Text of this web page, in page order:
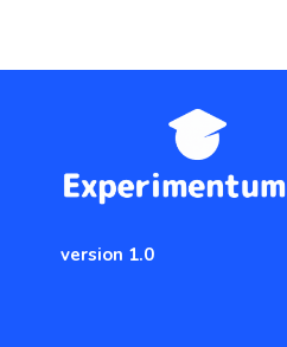
version 1.0